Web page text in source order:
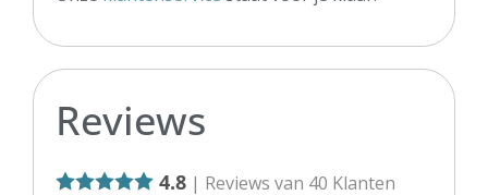
Reviews
4.8 | Reviews van 40 Klanten